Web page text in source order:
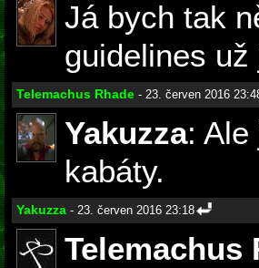
Já bych tak
guidelines
Telemachus Rhade - 23. červen 2016
Yakuzza: Ale
kabáty.
Yakuzza - 23. červen 2016 23:18
Telemachus